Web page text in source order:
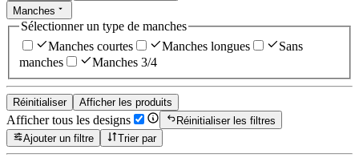
Manches
Sélectionner un type de manches
Manches courtes
Manches longues
Sans
manches
Manches 3/4
Réinitialiser Afficher les produits
Afficher tous les designs
Réinitialiser les filtres
Ajouter un filtre
Trier par